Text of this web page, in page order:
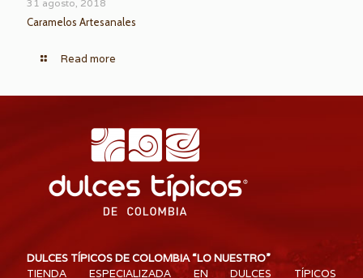
31 agosto, 2018
Caramelos Artesanales
Read more
DULCES TÍPICOS DE COLOMBIA “LO NUESTRO”
TIENDA ESPECIALIZADA EN DULCES TÍPICOS